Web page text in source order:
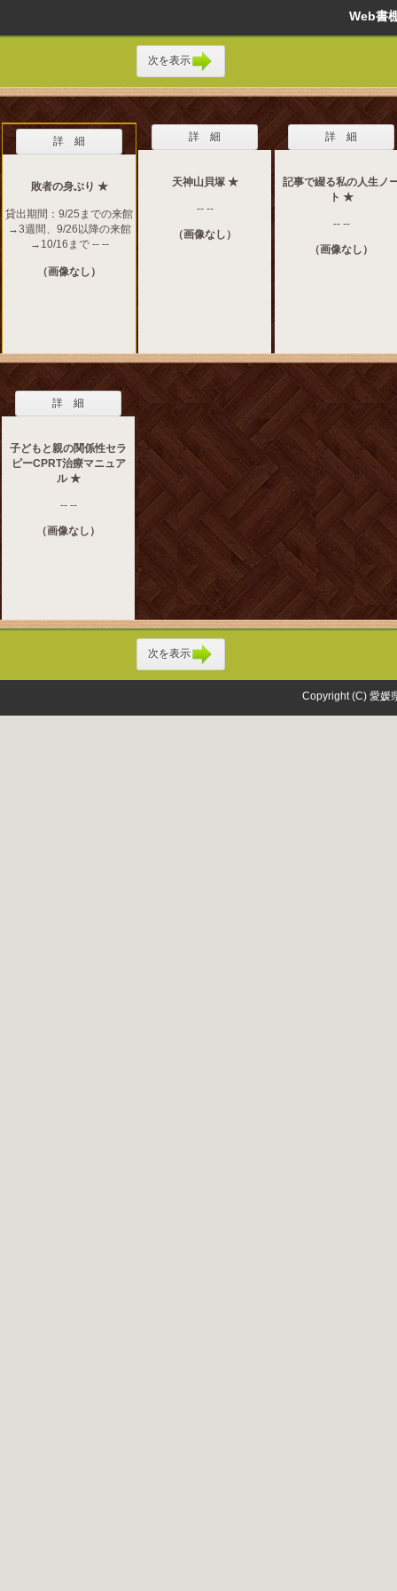
Web
次を表示
詳 細
敗者の身ぶり ★
貸出期間：9/25までの来館
→3週間、9/26以降の来館
→10/16まで -- --
（画像なし）
詳 細
天神山貝塚 ★
-- --
（画像なし）
詳 細
記事で綴る私の人生ノ
ト ★
-- --
（画像なし）
詳 細
子どもと親の関係性セラ
ピーCPRT治療マニュア
ル ★
-- --
（画像なし）
次を表示
Copyright (C) 愛媛